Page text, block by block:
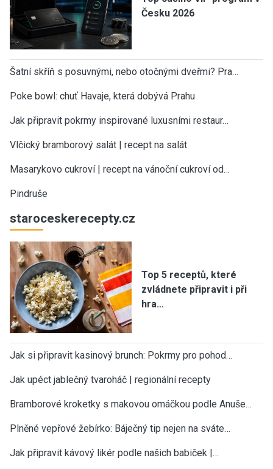
Česku 2026
Šatní skříň s posuvnými, nebo otočnými dveřmi? Pra…
Poke bowl: chuť Havaje, která dobývá Prahu
Jak připravit pokrmy inspirované luxusními restaur…
Vlčický bramborový salát | recept na salát
Masarykovo cukroví | recept na vánoční cukroví od…
Pindruše
staroceskerecepty.cz
Top 5 receptů, které
zvládnete připravit i při
hra…
Jak si připravit kasinový brunch: Pokrmy pro pohod…
Jak upéct jablečný tvaroháč | regionální recepty
Bramborové kroketky s makovou omáčkou podle Anuše…
Plněné vepřové žebírko: Báječný tip nejen na sváte…
Jak připravit kávový likér podle našich babiček |…